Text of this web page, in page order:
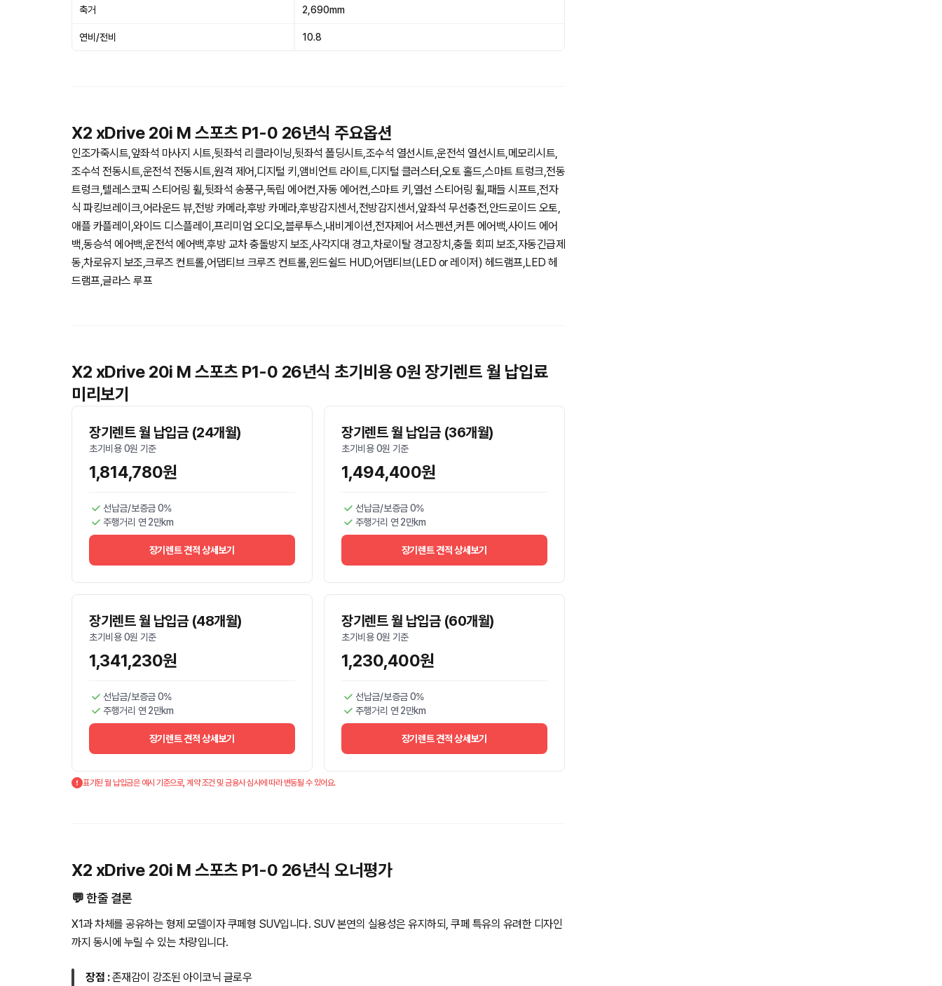
축거 2,690mm
연비/전비 10.8
X2 xDrive 20i M 스포츠 P1-0 26년식 주요옵션
인조가죽시트,앞좌석 마사지 시트,뒷좌석 리클라이닝,뒷좌석 폴딩시트,조수석 열선시트,운전석 열선시트,메모리시트,
조수석 전동시트,운전석 전동시트,원격 제어,디지털 키,앰비언트 라이트,디지털 클러스터,오토 홀드,스마트 트렁크,전동
트렁크,텔레스코픽 스티어링 휠,뒷좌석 송풍구,독립 에어컨,자동 에어컨,스마트 키,열선 스티어링 휠,패들 시프트,전자
식 파킹브레이크,어라운드 뷰,전방 카메라,후방 카메라,후방감지센서,전방감지센서,앞좌석 무선충전,안드로이드 오토,
애플 카플레이,와이드 디스플레이,프리미엄 오디오,블루투스,내비게이션,전자제어 서스펜션,커튼 에어백,사이드 에어
백,동승석 에어백,운전석 에어백,후방 교차 충돌방지 보조,사각지대 경고,차로이탈 경고장치,충돌 회피 보조,자동긴급제
동,차로유지 보조,크루즈 컨트롤,어댑티브 크루즈 컨트롤,윈드쉴드 HUD,어댑티브(LED or 레이저) 헤드램프,LED 헤
드램프,글라스 루프
X2 xDrive 20i M 스포츠 P1-0 26년식 초기비용 0원 장기렌트 월 납입료
미리보기
장기렌트 월 납입금 (24개월)
초기비용 0원 기준
1,814,780원
선납금/보증금 0%
주행거리 연 2만km
장기렌트 견적 상세보기
장기렌트 월 납입금 (36개월)
초기비용 0원 기준
1,494,400원
선납금/보증금 0%
주행거리 연 2만km
장기렌트 견적 상세보기
장기렌트 월 납입금 (48개월)
초기비용 0원 기준
1,341,230원
선납금/보증금 0%
주행거리 연 2만km
장기렌트 견적 상세보기
장기렌트 월 납입금 (60개월)
초기비용 0원 기준
1,230,400원
선납금/보증금 0%
주행거리 연 2만km
장기렌트 견적 상세보기
표기된 월 납입금은 예시 기준으로, 계약 조건 및 금융사 심사에 따라 변동될 수 있어요.
X2 xDrive 20i M 스포츠 P1-0 26년식 오너평가
💬 한줄 결론
X1과 차체를 공유하는 형제 모델이자 쿠페형 SUV입니다. SUV 본연의 실용성은 유지하되, 쿠페 특유의 유려한 디자인
까지 동시에 누릴 수 있는 차량입니다.
장점 :존재감이 강조된 아이코닉 글로우